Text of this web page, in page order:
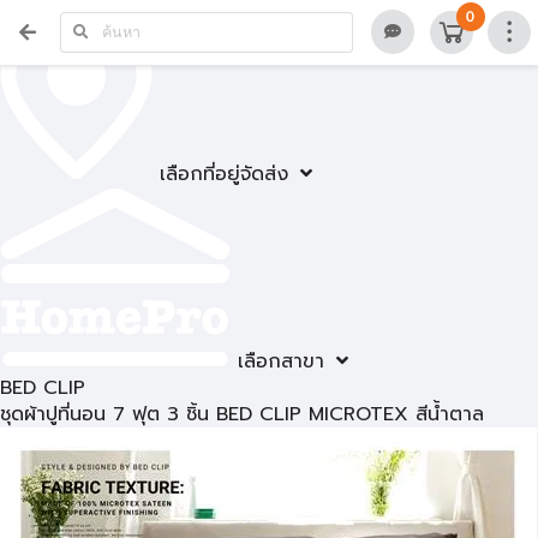
เลือกที่อยู่จัดส่ง
เลือกสาขา
0
BED CLIP
ชุดผ้าปูที่นอน 7 ฟุต 3 ชิ้น BED CLIP MICROTEX สีน้ำตาล